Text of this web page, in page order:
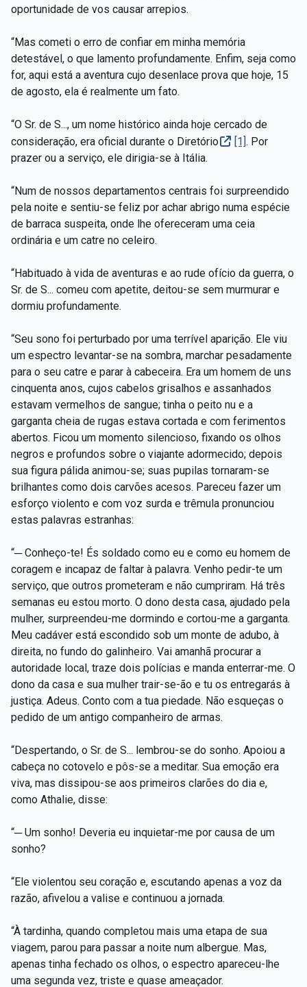
oportunidade de vos causar arrepios.
“Mas cometi o erro de confiar em minha memória
detestável, o que lamento profundamente. Enfim, seja como
for, aqui está a aventura cujo desenlace prova que hoje, 15
de agosto, ela é realmente um fato.
“O Sr. de S..., um nome histórico ainda hoje cercado de
consideração, era oficial durante o Diretório
[1]. Por
prazer ou a serviço, ele dirigia-se à Itália.
“Num de nossos departamentos centrais foi surpreendido
pela noite e sentiu-se feliz por achar abrigo numa espécie
de barraca suspeita, onde lhe ofereceram uma ceia
ordinária e um catre no celeiro.
“Habituado à vida de aventuras e ao rude ofício da guerra, o
Sr. de S... comeu com apetite, deitou-se sem murmurar e
dormiu profundamente.
“Seu sono foi perturbado por uma terrível aparição. Ele viu
um espectro levantar-se na sombra, marchar pesadamente
para o seu catre e parar à cabeceira. Era um homem de uns
cinquenta anos, cujos cabelos grisalhos e assanhados
estavam vermelhos de sangue; tinha o peito nu e a
garganta cheia de rugas estava cortada e com ferimentos
abertos. Ficou um momento silencioso, fixando os olhos
negros e profundos sobre o viajante adormecido; depois
sua figura pálida animou-se; suas pupilas tornaram-se
brilhantes como dois carvões acesos. Pareceu fazer um
esforço violento e com voz surda e trêmula pronunciou
estas palavras estranhas:
“─ Conheço-te! És soldado como eu e como eu homem de
coragem e incapaz de faltar à palavra. Venho pedir-te um
serviço, que outros prometeram e não cumpriram. Há três
semanas eu estou morto. O dono desta casa, ajudado pela
mulher, surpreendeu-me dormindo e cortou-me a garganta.
Meu cadáver está escondido sob um monte de adubo, à
direita, no fundo do galinheiro. Vai amanhã procurar a
autoridade local, traze dois polícias e manda enterrar-me. O
dono da casa e sua mulher trair-se-ão e tu os entregarás à
justiça. Adeus. Conto com a tua piedade. Não esqueças o
pedido de um antigo companheiro de armas.
“Despertando, o Sr. de S... lembrou-se do sonho. Apoiou a
cabeça no cotovelo e pôs-se a meditar. Sua emoção era
viva, mas dissipou-se aos primeiros clarões do dia e,
como Athalie, disse:
“─ Um sonho! Deveria eu inquietar-me por causa de um
sonho?
“Ele violentou seu coração e, escutando apenas a voz da
razão, afivelou a valise e continuou a jornada.
“À tardinha, quando completou mais uma etapa de sua
viagem, parou para passar a noite num albergue. Mas,
apenas tinha fechado os olhos, o espectro apareceu-lhe
uma segunda vez, triste e quase ameaçador.